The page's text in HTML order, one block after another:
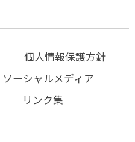
個人情報保護方針
ソーシャルメディア
リンク集